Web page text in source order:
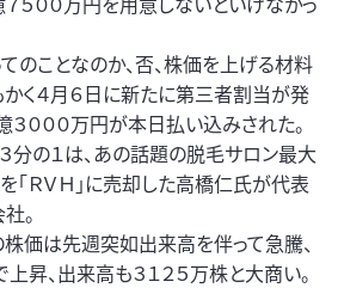
のことなのか、否、株価を上げる材料
かく４月６日に新たに第三者割当が発
３０００万円が本日払い込みされた。
分の１は、あの話題の脱毛サロン最大
「ＲＶＨ」に売却した高橋仁氏が代表
。
株価は先週突如出来高を伴って急騰、
昇、出来高も３１２５万株と大商い。